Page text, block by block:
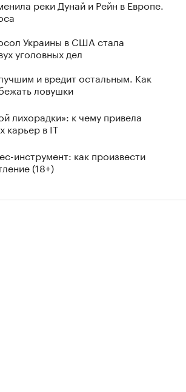
реки Дунай и Рейн в Европе.
Украины в США стала
уголовных дел
и вредит остальным. Как
ловушки
лихорадки»: к чему привела
карьер в IT
инструмент: как произвести
(18+)